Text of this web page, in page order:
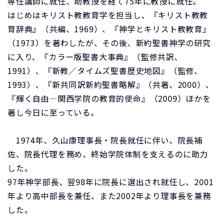
はじめはキリスト教教育学を担当し、『キリスト教教
育辞典』（共編、1969）、『神学とキリスト教教育』
（1973）を著わしたが、その後、新約聖書神学の研究
に入り、『カラー版聖書大事典』（監修共訳、
1991）、『新教／タイムズ聖書歴史地図』（監修、
1993）、『新共同訳新約聖書略解』（共著、2000）、
『輝く自由―関西学院の教育的使命』（2009）ほかを
著し今日に至っている。
1974年、久山康理事長・院長就任に伴い、院長補
佐、院長代理を務め、終始学院体制を支えるのに助力
した。
97年神学部長、翌98年に院長に選出され就任し、2001
年より高中部長を兼任、また2002年より理事長を兼務
した。